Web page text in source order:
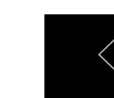
Zum Hauptinhalt